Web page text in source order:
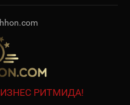
РИТМИДА!